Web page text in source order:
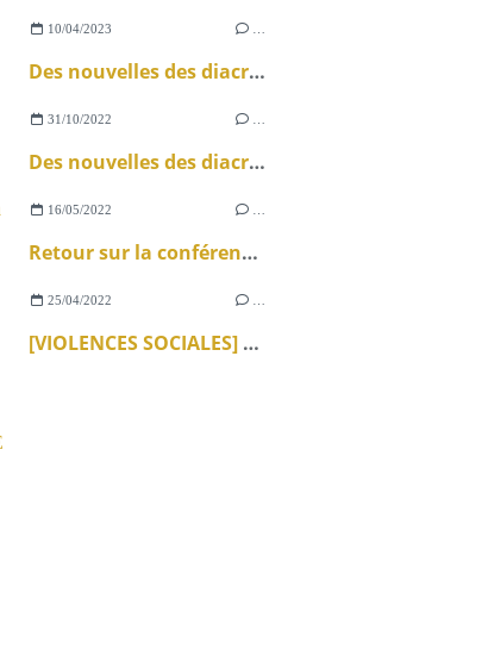
10/04/2023
Des nouvelles des diacres en monde ouvrier - Le Tablier 9
31/10/2022
Des nouvelles des diacres en monde ouvrier - Le Tablier 7
16/05/2022
Retour sur la conférence "Les prêtres ouvriers face à la crise du catholicisme"
25/04/2022
[VIOLENCES SOCIALES] RETOUR SUR LA JOURNÉE DE FORMATION EN MISSION OUVRIÈRE